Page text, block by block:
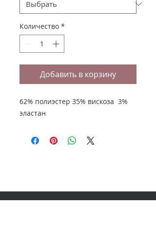
Количество *
Добавить в корзину
62% полиэстер 35% вискоза 3%
эластан